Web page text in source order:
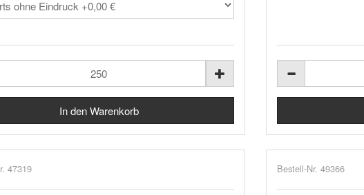
47319 Bestell-Nr. 49366